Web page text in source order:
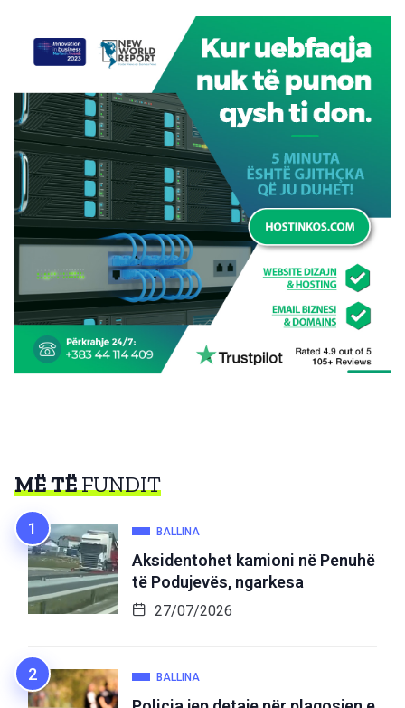
MË TËFUNDIT
BALLINA
Aksidentohet kamioni në Penuhë
të Podujevës, ngarkesa
27/07/2026
BALLINA